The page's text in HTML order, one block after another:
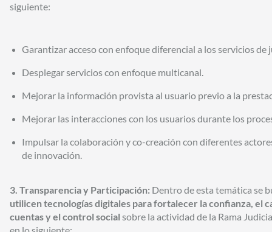
siguiente:
Garantizar acceso con enfoque diferencial a los servicios de
Desplegar servicios con enfoque multicanal.
Mejorar la información provista al usuario previo a la
Mejorar las interacciones con los usuarios durante los
Impulsar la colaboración y co-creación con diferentes
de innovación.
3. Transparencia y Participación: Dentro de esta temática se
utilicen tecnologías digitales para fortalecer la confianza, el
cuentas y el control social sobre la actividad de la Rama